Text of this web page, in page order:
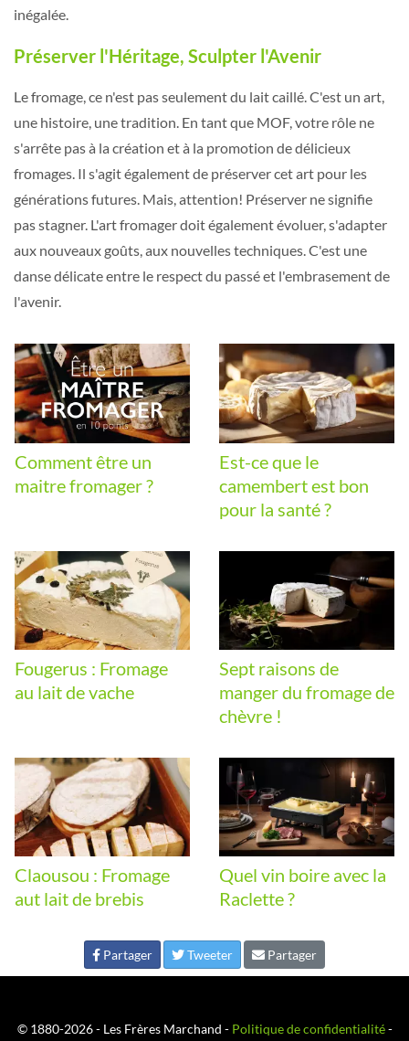
inégalée.
Préserver l'Héritage, Sculpter l'Avenir
Le fromage, ce n'est pas seulement du lait caillé. C'est un art,
une histoire, une tradition. En tant que MOF, votre rôle ne
s'arrête pas à la création et à la promotion de délicieux
fromages. Il s'agit également de préserver cet art pour les
générations futures. Mais, attention! Préserver ne signifie
pas stagner. L'art fromager doit également évoluer, s'adapter
aux nouveaux goûts, aux nouvelles techniques. C'est une
danse délicate entre le respect du passé et l'embrasement de
l'avenir.
Comment être un
maitre fromager ?
Est-ce que le
camembert est bon
pour la santé ?
Fougerus : Fromage
au lait de vache
Sept raisons de
manger du fromage de
chèvre !
Claousou : Fromage
aut lait de brebis
Quel vin boire avec la
Raclette ?
Partager Tweeter Partager
© 1880-2026 - Les Frères Marchand - Politique de confidentialité-